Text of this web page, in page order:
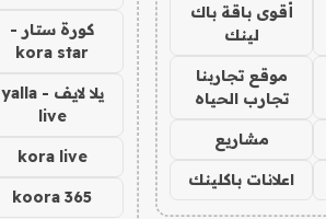
أقوى باقة باك
لينك
موقع تجاربنا
تجارب الحياه
مشاريع
اعلانات باكلينك
كورة ستار -
kora star
يلا لايف - yalla
live
kora live
koora 365